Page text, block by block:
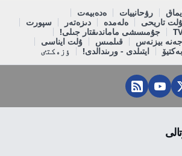
رۋحانييات
ەدەبيەت
ۇلت تاريحى ەلەمدە دىزەتەر
سپورت
جۇمىسشى ماماندىقتار جىلى!
بيزنەس قىلمىس
ۇلت ايناسى
ايتىلدى - ورىندالدى! ٶزەكتٸ